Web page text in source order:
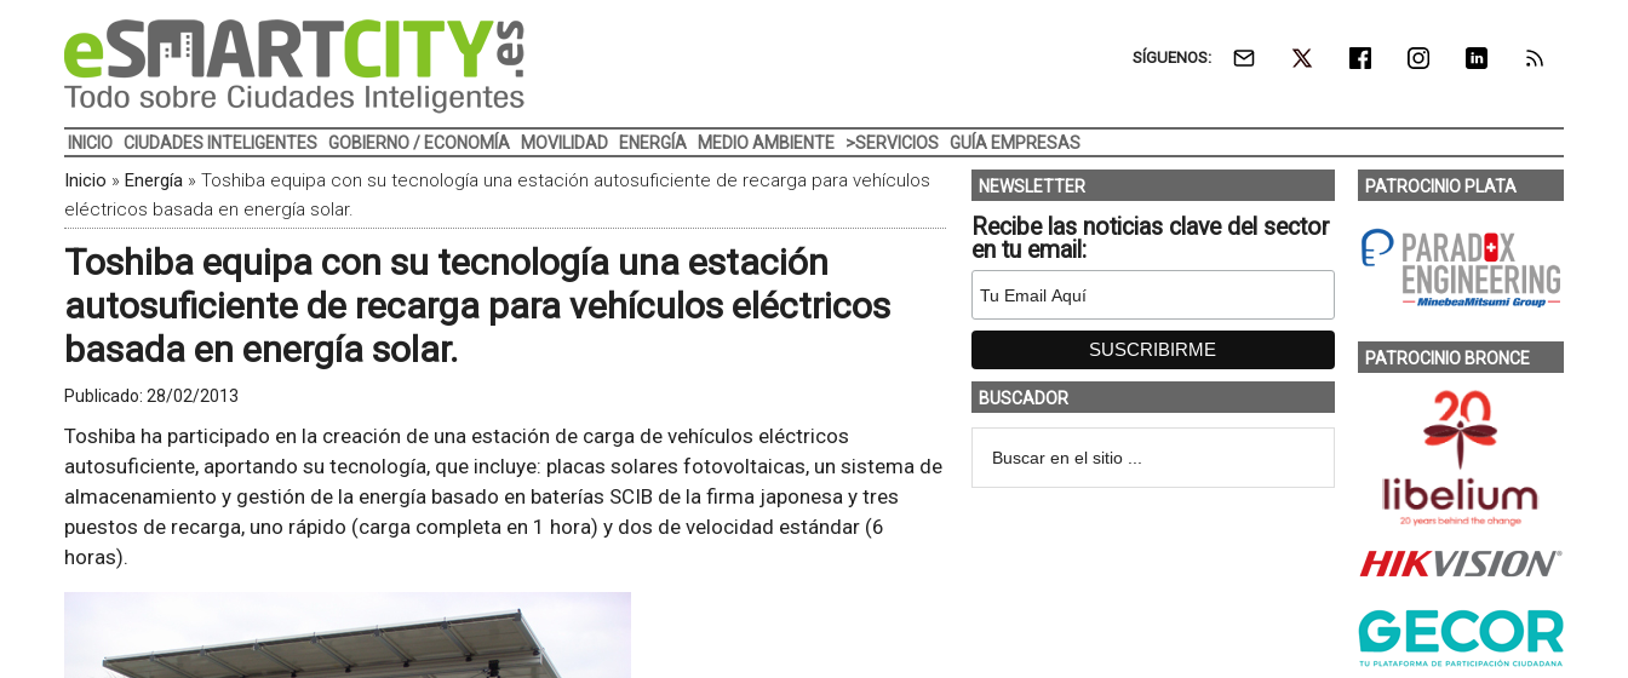
SÍGUENOS:
INICIO CIUDADES INTELIGENTES GOBIERNO / ECONOMÍA MOVILIDAD ENERGÍA MEDIO AMBIENTE >SERVICIOS GUÍA EMPRESAS
Inicio » Energía» Toshiba equipa con su tecnología una estación autosuficiente de recarga para vehículos
eléctricos basada en energía solar.
Toshiba equipa con su tecnología una estación
autosuficiente de recarga para vehículos eléctricos
basada en energía solar.
Publicado: 28/02/2013
Toshiba ha participado en la creación de una estación de carga de vehículos eléctricos
autosuficiente, aportando su tecnología, que incluye: placas solares fotovoltaicas, un sistema de
almacenamiento y gestión de la energía basado en baterías SCIB de la firma japonesa y tres
puestos de recarga, uno rápido (carga completa en 1 hora) y dos de velocidad estándar (6
horas).
NEWSLETTER
Recibe las noticias clave del sector
en tu email:
BUSCADOR
PATROCINIO PLATA
PATROCINIO BRONCE